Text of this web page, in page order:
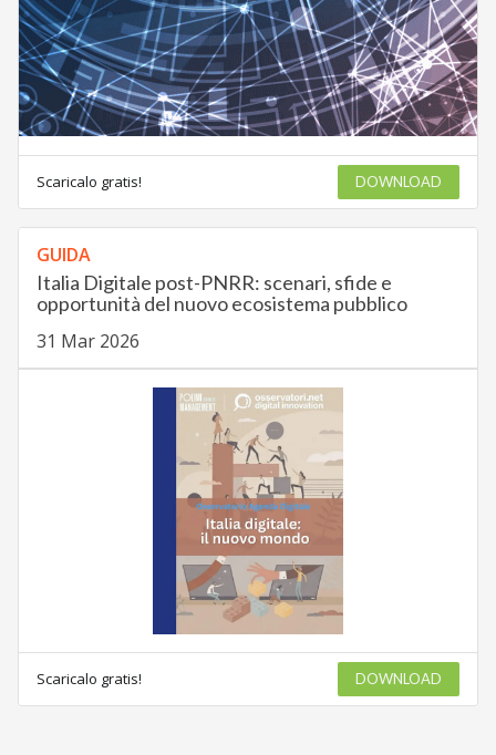
Scaricalo gratis! DOWNLOAD
GUIDA
Italia Digitale post-PNRR: scenari, sfide e
opportunità del nuovo ecosistema pubblico
31 Mar 2026
Scaricalo gratis! DOWNLOAD